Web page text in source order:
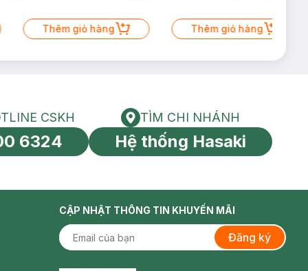
Thêm giỏ hàng Thêm giỏ hàng
toàn cầu
HOTLINE CSKH
CSKH
6324
Tìm chi nhánh
TÌM CHI NHÁNH
Hệ thống Hasaki
CẬP NHẬT THÔNG TIN KHUYẾN MÃI
Đăng ký